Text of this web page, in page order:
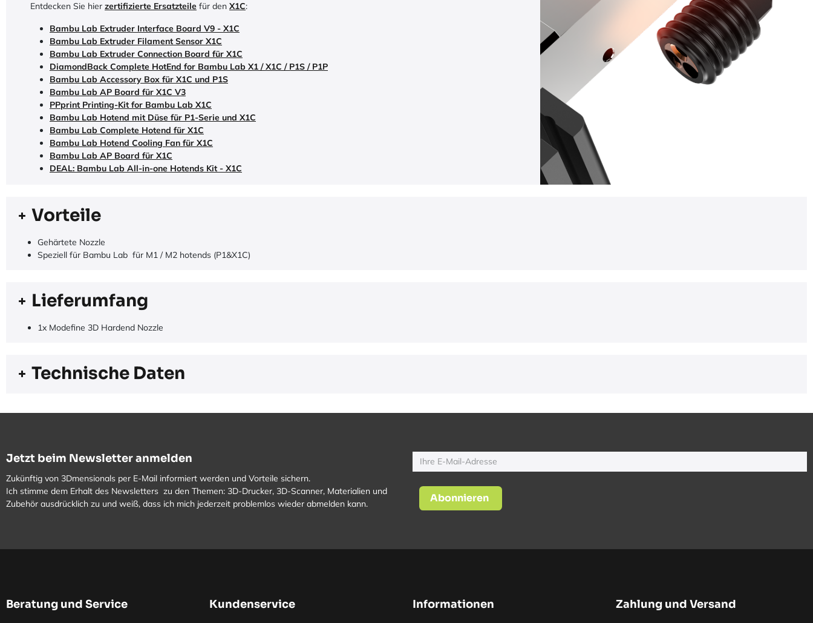
Entdecken Sie hier zertifizierte Ersatzteile für den X1C:
Bambu Lab Extruder Interface Board V9 - X1C
Bambu Lab Extruder Filament Sensor X1C
Bambu Lab Extruder Connection Board für X1C
DiamondBack Complete HotEnd for Bambu Lab X1 / X1C / P1S / P1P
Bambu Lab Accessory Box für X1C und P1S
Bambu Lab AP Board für X1C V3
PPprint Printing-Kit for Bambu Lab X1C
Bambu Lab Hotend mit Düse für P1-Serie und X1C
Bambu Lab Complete Hotend für X1C
Bambu Lab Hotend Cooling Fan für X1C
Bambu Lab AP Board für X1C
DEAL: Bambu Lab All-in-one Hotends Kit - X1C
Vorteile
Gehärtete Nozzle
Speziell für Bambu Lab für M1 / M2 hotends (P1&X1C)
Lieferumfang
1x Modefine 3D Hardend Nozzle
Technische Daten
Jetzt beim Newsletter anmelden
Zukünftig von 3Dmensionals per E-Mail informiert werden und Vorteile sichern.
Ich stimme dem Erhalt des Newsletters zu den Themen: 3D-Drucker, 3D-Scanner, Materialien und
Zubehör ausdrücklich zu und weiß, dass ich mich jederzeit problemlos wieder abmelden kann.
Abonnieren
Beratung und Service Kundenservice Informationen Zahlung und Versand